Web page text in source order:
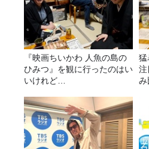
『映画ちいかわ 人魚の島の
ひみつ』を観に行ったのはい
いけれど…
猛
注
み